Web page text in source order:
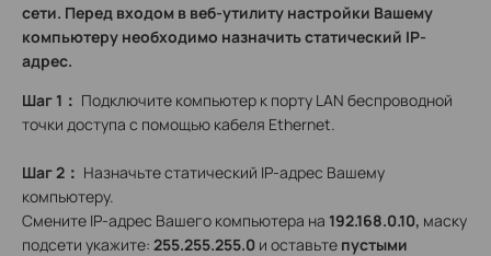
сети. Перед входом в веб-утилиту настройки Вашему
компьютеру необходимо назначить статический IP-
адрес.
Шаг 1 ： Подключите компьютер к порту LAN беспроводной
точки доступа с помощью кабеля Ethernet.
Шаг 2 ： Назначьте статический IP-адрес Вашему
компьютеру.
Смените IP-адрес Вашего компьютера на 192.168.0.10, маску
подсети укажите: 255.255.255.0 и оставьте пустыми